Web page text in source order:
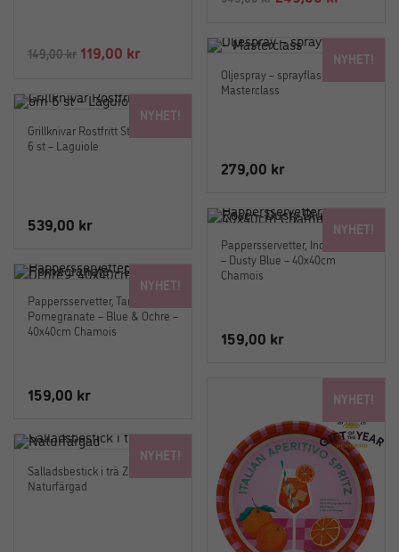
priset
549,00 kr.
priset
är:
249,00
149,00kr Det
priset
149,00 kr.
119,00 krDet
priset
är:
119,00 kr.
NYHET!
Oljespray – sprayflaska olja –
Masterclass
279,00 kr
NYHET!
Grillknivar Rostfritt Stål Set om
6 st – Laguiole
539,00 kr NYHET!
Pappersservetter, Indian Rose
– Dusty Blue – 40x40cm
Chamois
159,00 kr
NYHET!
Pappersservetter, Tangier
Pomegranate – Blue & Ochre –
40x40cm Chamois
159,00 kr NYHET!
NYHET!
Salladsbestick i trä Zion –
Naturfärgad